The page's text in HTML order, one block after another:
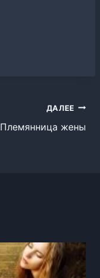
ДАЛЕЕ
Племянница жены